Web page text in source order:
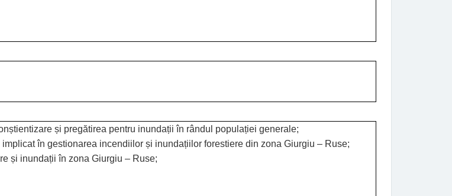
și pregătirea pentru inundații în rândul populației generale;
în gestionarea incendiilor și inundațiilor forestiere din zona Giurgiu – Ruse;
și inundații în zona Giurgiu – Ruse;